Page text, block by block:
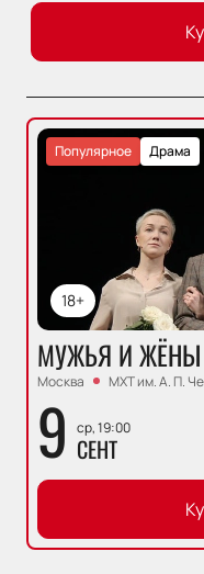
18+
Драма
Популярное
МУЖЬЯ И ЖЁНЫ
Москва МХТ им. А. П.
9 ср, 19:00
СЕНТ